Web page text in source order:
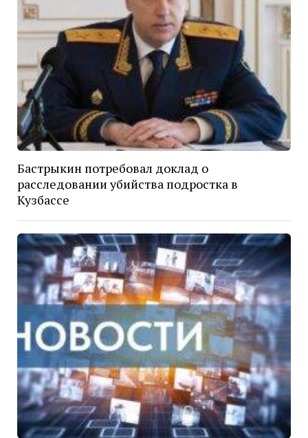
Бастрыкин потребовал доклад о
расследовании убийства подростка в
Кузбассе